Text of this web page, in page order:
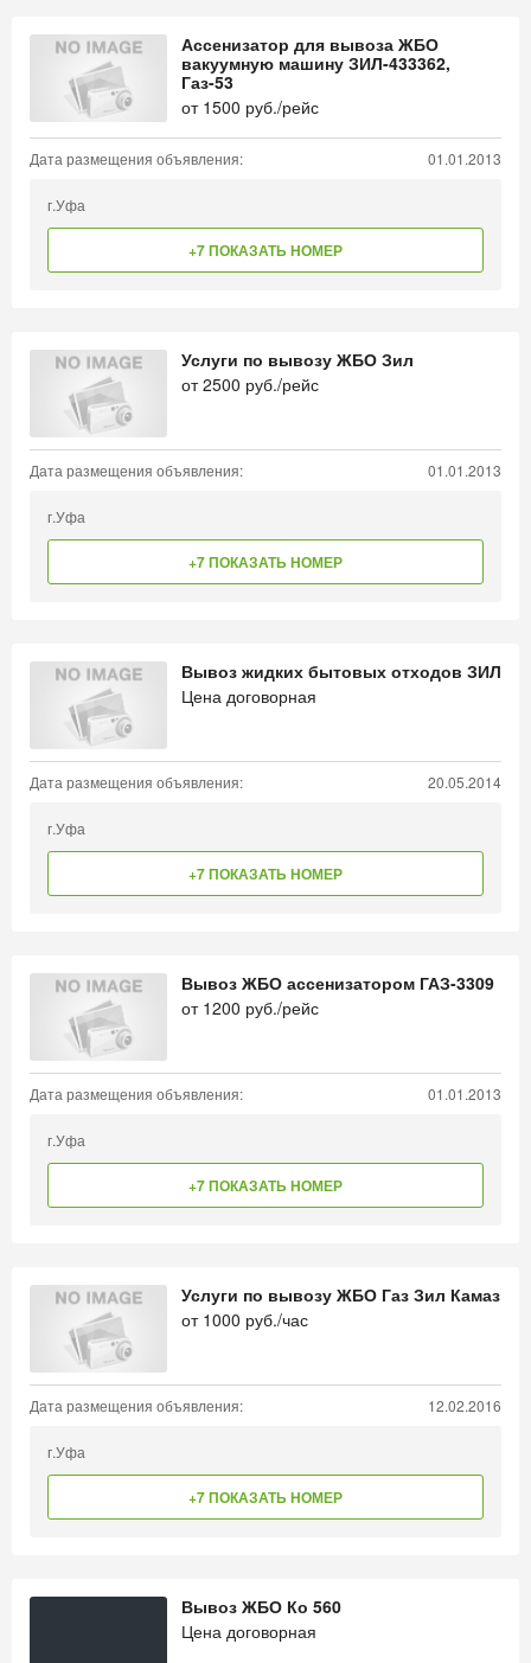
Ассенизатор для вывоза ЖБО
вакуумную машину ЗИЛ-433362,
Газ-53
от 1500 руб./рейс
Дата размещения объявления: 01.01.2013
г.Уфа
+7 ПОКАЗАТЬ НОМЕР
Услуги по вывозу ЖБО Зил
от2500 руб./рейс
Дата размещения объявления: 01.01.2013
г.Уфа
+7 ПОКАЗАТЬ НОМЕР
Вывоз жидких бытовых отходов ЗИЛ
Цена договорная
Дата размещения объявления: 20.05.2014
г.Уфа
+7 ПОКАЗАТЬ НОМЕР
Вывоз ЖБО ассенизатором ГАЗ-3309
от 1200 руб./рейс
Дата размещения объявления: 01.01.2013
г.Уфа
+7 ПОКАЗАТЬ НОМЕР
Услуги по вывозу ЖБО Газ Зил Камаз
от 1000 руб./час
Дата размещения объявления: 12.02.2016
г.Уфа
+7 ПОКАЗАТЬ НОМЕР
Вывоз ЖБО Ко 560
Цена договорная